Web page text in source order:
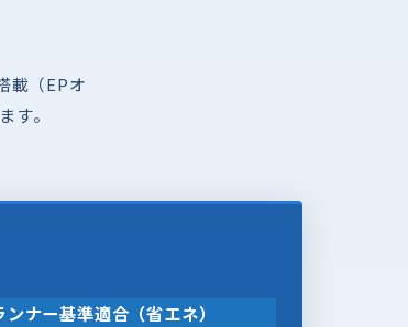
載（EPオ
す。
ンナー基準適合（省エネ）